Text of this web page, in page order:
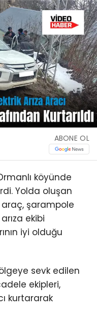
ABONE OL
köyünde
Yolda oluşan
şarampole
ekibi
iyi olduğu
sevk edilen
ekipleri,
kurtararak